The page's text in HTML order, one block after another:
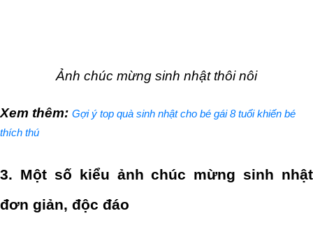
Ảnh chúc mừng sinh nhật thôi nôi
Xem thêm: Gợi ý top quà sinh nhật cho bé gái 8 tuổi khiến bé
thích thú
3. Một số kiểu ảnh chúc mừng sinh nhật
đơn giản, độc đáo